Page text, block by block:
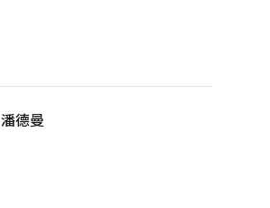
潘德曼